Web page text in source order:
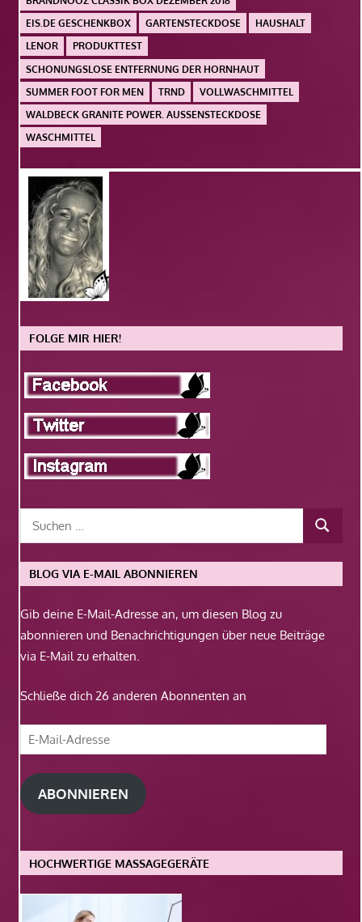
EIS.DE GESCHENKBOX
GARTENSTECKDOSE
HAUSHALT
LENOR
PRODUKTTEST
SCHONUNGSLOSE ENTFERNUNG DER HORNHAUT
SUMMER FOOT FOR MEN
TRND
VOLLWASCHMITTEL
WALDBECK GRANITE POWER. AUSSENSTECKDOSE
WASCHMITTEL
FOLGE MIR HIER!
BLOG VIA E-MAIL ABONNIEREN
Gib deine E-Mail-Adresse an, um diesen Blog zu
abonnieren und Benachrichtigungen über neue Beiträge
via E-Mail zu erhalten.
Schließe dich 26 anderen Abonnenten an
E-
Mail-
Adresse
ABONNIEREN
HOCHWERTIGE MASSAGEGERÄTE